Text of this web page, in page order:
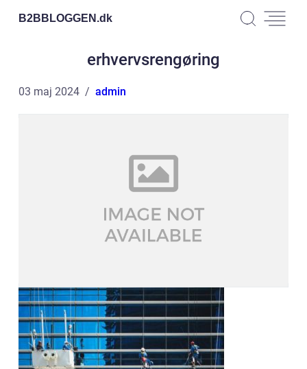
B2BBLOGGEN.dk
erhvervsrengøring
03 maj 2024 admin